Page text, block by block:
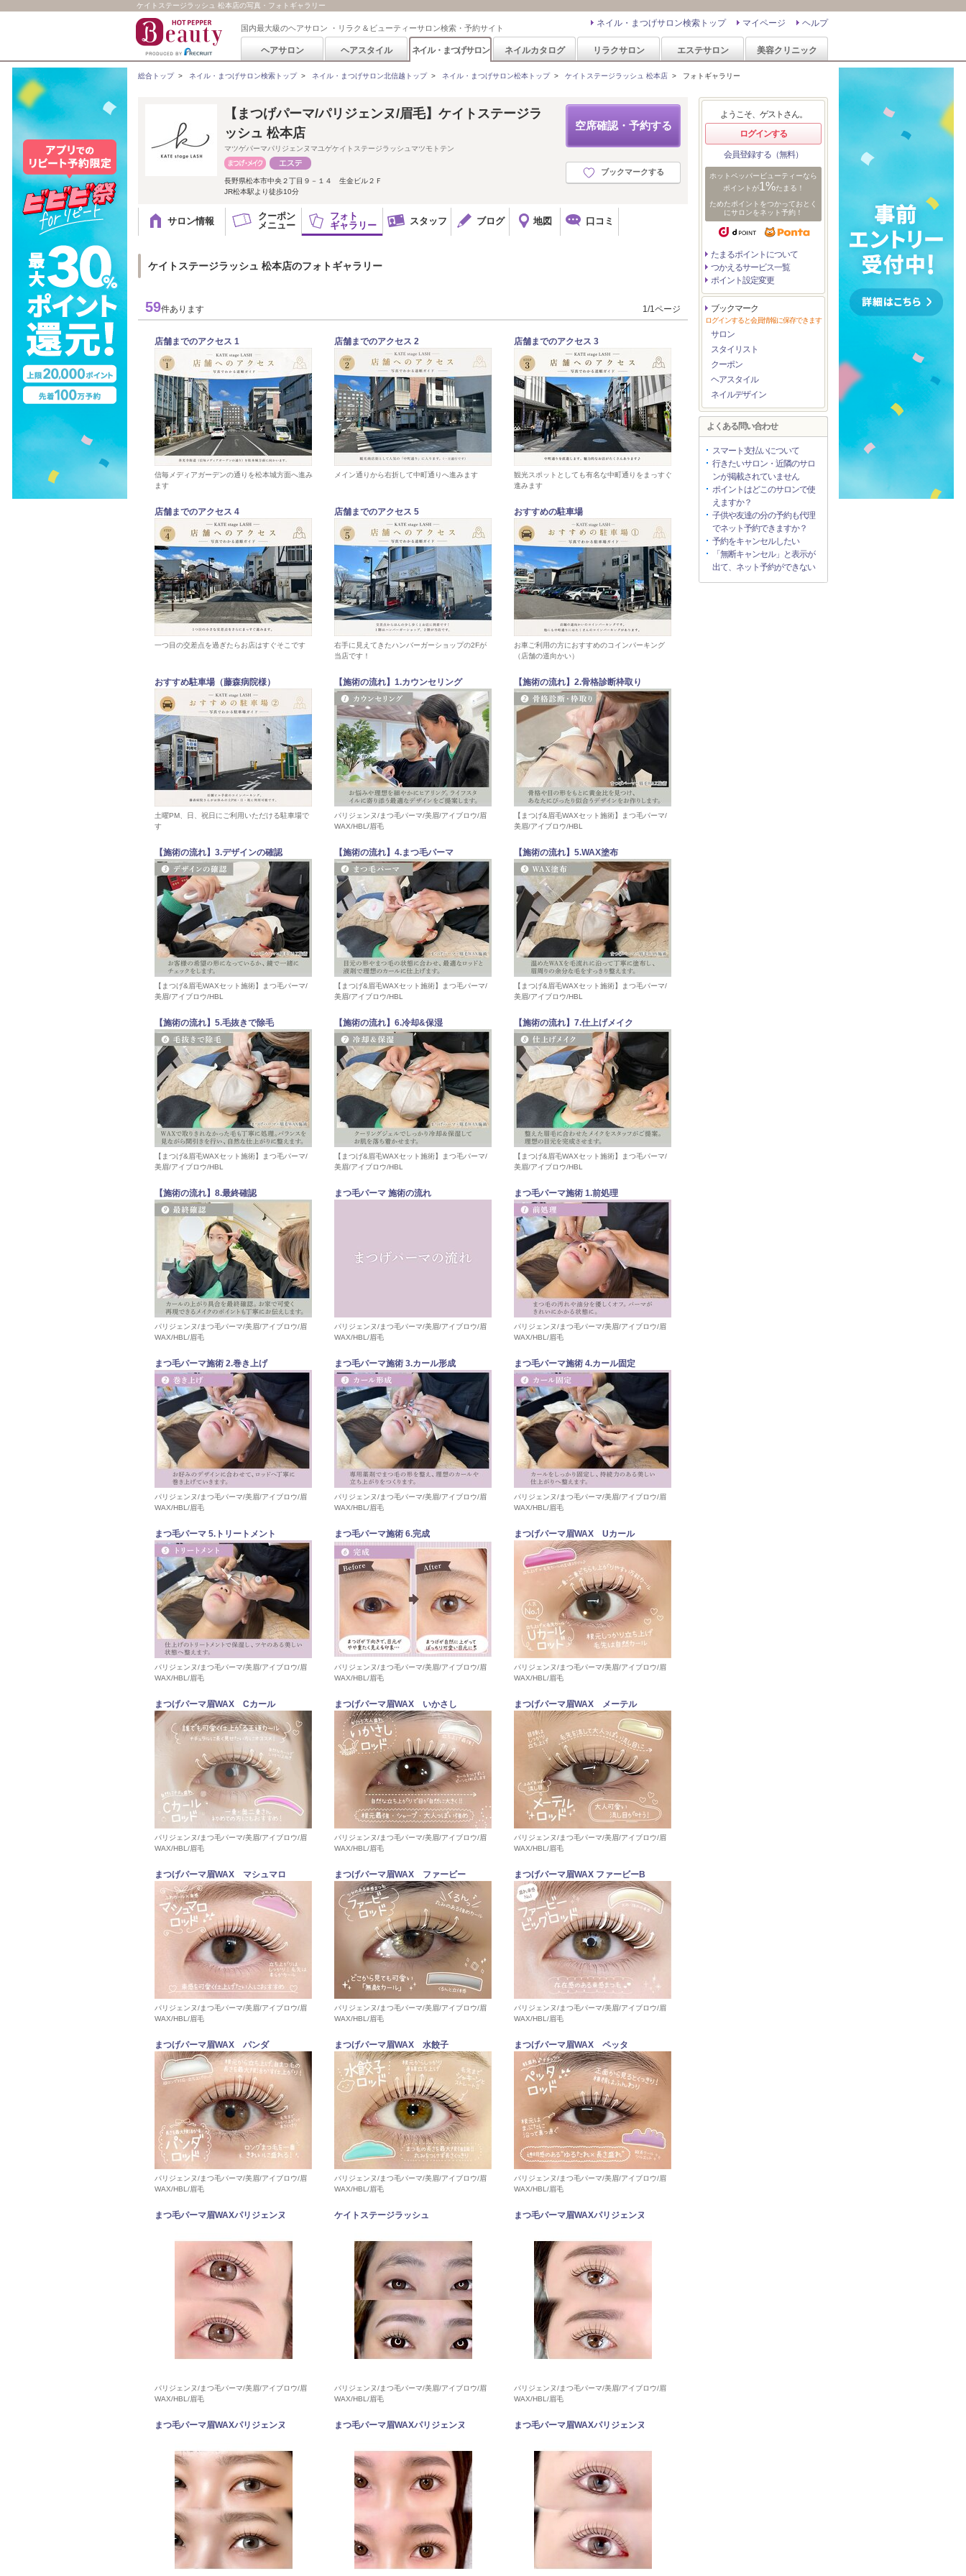
ケイトステージラッシュ 松本店の写真・フォトギャラリー
国内最大級のヘアサロン ・リラク＆ビューティーサロン検索・予約サイト ヘルプ
マイページ
ネイル・まつげサロン検索トップ
ヘアサロン ヘアスタイル ネイル・まつげサロン ネイルカタログ リラクサロン エステサロン 美容クリニック
総合トップ> ネイル・まつげサロン検索トップ> ネイル・まつげサロン北信越トップ> ネイル・まつげサロン松本トップ> ケイトステージラッシュ 松本店 > フォトギャラリー
空席確認・予約する
ブックマークする
【まつげパーマ/パリジェンヌ/眉毛】ケイトステージラ
ッシュ 松本店
マツゲパーマパリジェンヌマユゲケイトステージラッシュマツモトテン
長野県松本市中央２丁目９－１４ 生金ビル２Ｆ
JR松本駅より徒歩10分
サロン情報
クーポン
メニュー
フォト
ギャラリー
スタッフ ブログ 地図 口コミ
ケイトステージラッシュ 松本店のフォトギャラリー
59件あります 1/1ページ
店舗までのアクセス 1
信毎メディアガーデンの通りを松本城方面へ進み
ます
店舗までのアクセス 2
メイン通りから右折して中町通りへ進みます
店舗までのアクセス 3
観光スポットとしても有名な中町通りをまっすぐ
進みます
店舗までのアクセス 4
一つ目の交差点を過ぎたらお店はすぐそこです
店舗までのアクセス 5
右手に見えてきたハンバーガーショップの2Fが
当店です！
おすすめの駐車場
お車ご利用の方におすすめのコインパーキング
（店舗の道向かい）
おすすめ駐車場（藤森病院様）
土曜PM、日、祝日にご利用いただける駐車場で
す
【施術の流れ】1.カウンセリング
パリジェンヌ/まつ毛パーマ/美眉/アイブロウ/眉
WAX/HBL/眉毛
【施術の流れ】2.骨格診断枠取り
【まつげ&眉毛WAXセット施術】まつ毛パーマ/
美眉/アイブロウ/HBL
【施術の流れ】3.デザインの確認
【まつげ&眉毛WAXセット施術】まつ毛パーマ/
美眉/アイブロウ/HBL
【施術の流れ】4.まつ毛パーマ
【まつげ&眉毛WAXセット施術】まつ毛パーマ/
美眉/アイブロウ/HBL
【施術の流れ】5.WAX塗布
【まつげ&眉毛WAXセット施術】まつ毛パーマ/
美眉/アイブロウ/HBL
【施術の流れ】5.毛抜きで除毛
【まつげ&眉毛WAXセット施術】まつ毛パーマ/
美眉/アイブロウ/HBL
【施術の流れ】6.冷却&保湿
【まつげ&眉毛WAXセット施術】まつ毛パーマ/
美眉/アイブロウ/HBL
【施術の流れ】7.仕上げメイク
【まつげ&眉毛WAXセット施術】まつ毛パーマ/
美眉/アイブロウ/HBL
【施術の流れ】8.最終確認
パリジェンヌ/まつ毛パーマ/美眉/アイブロウ/眉
WAX/HBL/眉毛
まつ毛パーマ 施術の流れ
パリジェンヌ/まつ毛パーマ/美眉/アイブロウ/眉
WAX/HBL/眉毛
まつ毛パーマ施術 1.前処理
パリジェンヌ/まつ毛パーマ/美眉/アイブロウ/眉
WAX/HBL/眉毛
まつ毛パーマ施術 2.巻き上げ
パリジェンヌ/まつ毛パーマ/美眉/アイブロウ/眉
WAX/HBL/眉毛
まつ毛パーマ施術 3.カール形成
パリジェンヌ/まつ毛パーマ/美眉/アイブロウ/眉
WAX/HBL/眉毛
まつ毛パーマ施術 4.カール固定
パリジェンヌ/まつ毛パーマ/美眉/アイブロウ/眉
WAX/HBL/眉毛
まつ毛パーマ 5.トリートメント
パリジェンヌ/まつ毛パーマ/美眉/アイブロウ/眉
WAX/HBL/眉毛
まつ毛パーマ施術 6.完成
パリジェンヌ/まつ毛パーマ/美眉/アイブロウ/眉
WAX/HBL/眉毛
まつげパーマ眉WAX Uカール
パリジェンヌ/まつ毛パーマ/美眉/アイブロウ/眉
WAX/HBL/眉毛
まつげパーマ眉WAX Cカール
パリジェンヌ/まつ毛パーマ/美眉/アイブロウ/眉
WAX/HBL/眉毛
まつげパーマ眉WAX いかさし
パリジェンヌ/まつ毛パーマ/美眉/アイブロウ/眉
WAX/HBL/眉毛
まつげパーマ眉WAX メーテル
パリジェンヌ/まつ毛パーマ/美眉/アイブロウ/眉
WAX/HBL/眉毛
まつげパーマ眉WAX マシュマロ
パリジェンヌ/まつ毛パーマ/美眉/アイブロウ/眉
WAX/HBL/眉毛
まつげパーマ眉WAX ファービー
パリジェンヌ/まつ毛パーマ/美眉/アイブロウ/眉
WAX/HBL/眉毛
まつげパーマ眉WAX ファービーB
パリジェンヌ/まつ毛パーマ/美眉/アイブロウ/眉
WAX/HBL/眉毛
まつげパーマ眉WAX パンダ
パリジェンヌ/まつ毛パーマ/美眉/アイブロウ/眉
WAX/HBL/眉毛
まつげパーマ眉WAX 水餃子
パリジェンヌ/まつ毛パーマ/美眉/アイブロウ/眉
WAX/HBL/眉毛
まつげパーマ眉WAX ペッタ
パリジェンヌ/まつ毛パーマ/美眉/アイブロウ/眉
WAX/HBL/眉毛
まつ毛パーマ眉WAXパリジェンヌ
パリジェンヌ/まつ毛パーマ/美眉/アイブロウ/眉
WAX/HBL/眉毛
ケイトステージラッシュ
パリジェンヌ/まつ毛パーマ/美眉/アイブロウ/眉
WAX/HBL/眉毛
まつ毛パーマ眉WAXパリジェンヌ
パリジェンヌ/まつ毛パーマ/美眉/アイブロウ/眉
WAX/HBL/眉毛
まつ毛パーマ眉WAXパリジェンヌ まつ毛パーマ眉WAXパリジェンヌ まつ毛パーマ眉WAXパリジェンヌ
ようこそ、ゲストさん。
ログインする
会員登録する（無料）
ホットペッパービューティーなら
ポイントが1%たまる！
ためたポイントをつかっておとく
にサロンをネット予約！
たまるポイントについて
つかえるサービス一覧
ポイント設定変更
ブックマーク
ログインすると会員情報に保存できます
サロン
スタイリスト
クーポン
ヘアスタイル
ネイルデザイン
よくある問い合わせ
スマート支払いについて
行きたいサロン・近隣のサロ
ンが掲載されていません
ポイントはどこのサロンで使
えますか？
子供や友達の分の予約も代理
でネット予約できますか？
予約をキャンセルしたい
「無断キャンセル」と表示が
出て、ネット予約ができない